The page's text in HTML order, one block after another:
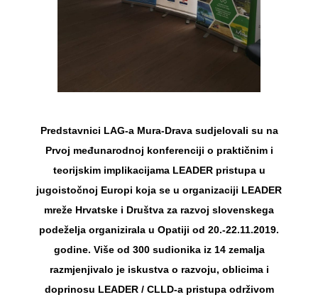
Predstavnici LAG-a Mura-Drava sudjelovali su na
Prvoj međunarodnoj konferenciji o praktičnim i
teorijskim implikacijama LEADER pristupa u
jugoistočnoj Europi koja se u organizaciji LEADER
mreže Hrvatske i Društva za razvoj slovenskega
podeželja organizirala u Opatiji od 20.-22.11.2019.
godine. Više od 300 sudionika iz 14 zemalja
razmjenjivalo je iskustva o razvoju, oblicima i
doprinosu LEADER / CLLD-a pristupa održivom